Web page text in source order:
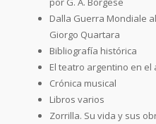
Dalla Guerra Mondiale
Giorgo Quartara
Bibliografía histórica
El teatro argentino en el
Crónica musical
Libros varios
Zorrilla. Su vida y sus